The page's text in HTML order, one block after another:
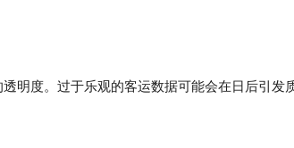
明度。过于乐观的客运数据可能会在日后引发